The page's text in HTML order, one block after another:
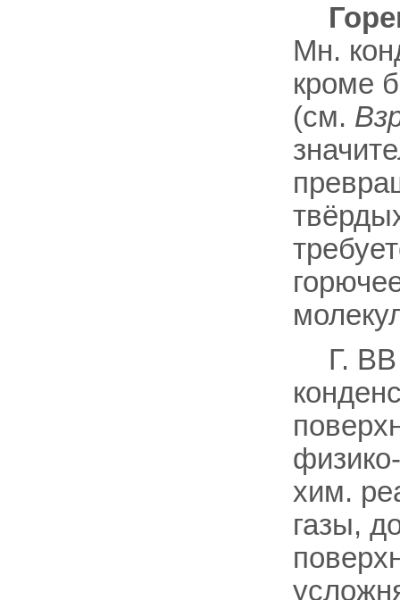
Mн.
кроме
(см.
Г.
хим.
газы,